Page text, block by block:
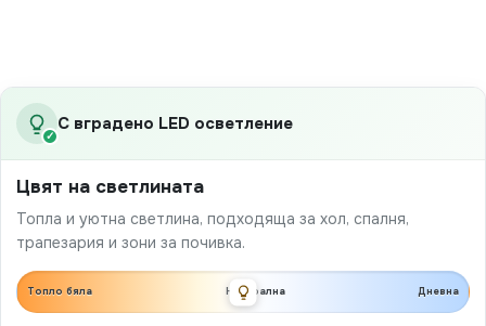
✓
С вградено LED осветление
Цвят на светлината
Топла и уютна светлина, подходяща за хол, спалня,
трапезария и зони за почивка.
Топло бяла Неутрална Дневна